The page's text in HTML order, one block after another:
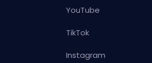
YouTube
TikTok
Instagram